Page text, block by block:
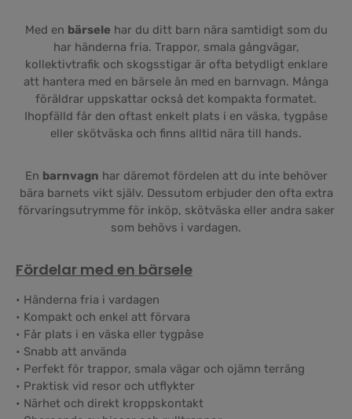
Med en bärsele har du ditt barn nära samtidigt som du
har händerna fria. Trappor, smala gångvägar,
kollektivtrafik och skogsstigar är ofta betydligt enklare
att hantera med en bärsele än med en barnvagn. Många
föräldrar uppskattar också det kompakta formatet.
Ihopfälld får den oftast enkelt plats i en väska, tygpåse
eller skötväska och finns alltid nära till hands.
En barnvagn har däremot fördelen att du inte behöver
bära barnets vikt själv. Dessutom erbjuder den ofta extra
förvaringsutrymme för inköp, skötväska eller andra saker
som behövs i vardagen.
Fördelar med en bärsele
• Händerna fria i vardagen
• Kompakt och enkel att förvara
• Får plats i en väska eller tygpåse
• Snabb att använda
• Perfekt för trappor, smala vägar och ojämn terräng
• Praktisk vid resor och utflykter
• Närhet och direkt kroppskontakt